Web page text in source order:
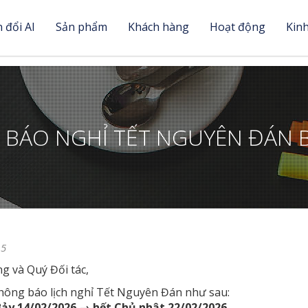
đổi AI Sản phẩm Khách hàng Hoạt động
NGHỈ TẾT NGUYÊN ĐÁN
và Quý Đối tác,
báo lịch nghỉ Tết Nguyên Đán như sau: